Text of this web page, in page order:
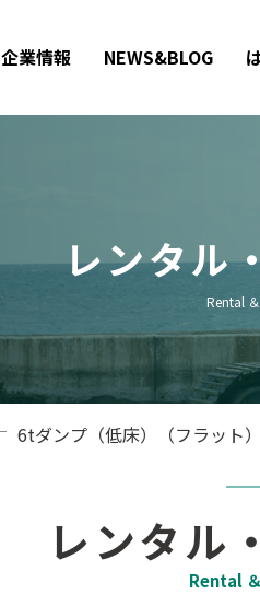
企業情報 NEWS&BLOG
レンタル
Rental
6tダンプ（低床）（フラット）
レンタル
Rental